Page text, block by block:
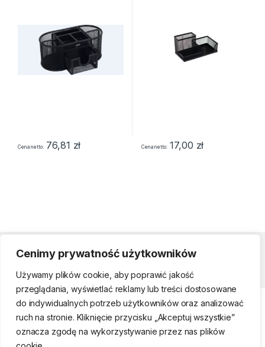
Cenimy prywatność użytkowników
Używamy plików cookie, aby poprawić jakość
przeglądania, wyświetlać reklamy lub treści dostosowane
do indywidualnych potrzeb użytkowników oraz analizować
ruch na stronie. Kliknięcie przycisku „Akceptuj wszystkie”
oznacza zgodę na wykorzystywanie przez nas plików
Cena netto 76,81 zł Cena netto 17,00 zł
Strefa klienta